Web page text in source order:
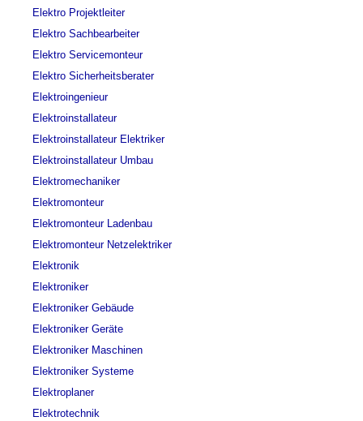
Lehrstellen
gratis
inserieren
Elektro Projektleiter
Elektro Sachbearbeiter
Elektro Servicemonteur
Elektro Sicherheitsberater
Elektroingenieur
Elektroinstallateur
Elektroinstallateur Elektriker
Elektroinstallateur Umbau
Elektromechaniker
Elektromonteur
Elektromonteur Ladenbau
Elektromonteur Netzelektriker
Elektronik
Elektroniker
Elektroniker Gebäude
Elektroniker Geräte
Elektroniker Maschinen
Elektroniker Systeme
Elektroplaner
Elektrotechnik